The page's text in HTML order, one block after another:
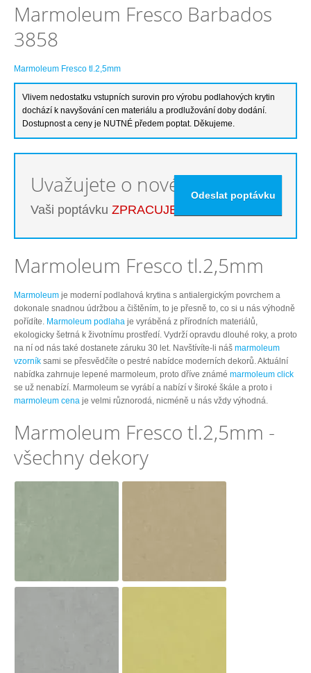
Marmoleum Fresco Barbados
3858
Marmoleum Fresco tl.2,5mm
Uvažujete o nové podlaze?
Vaši poptávku ZPRACUJEME ZDARMA
Marmoleum Fresco tl.2,5mm
Marmoleum je moderní podlahová krytina s antialergickým povrchem a
dokonale snadnou údržbou a čištěním, to je přesně to, co si u nás výhodně
pořídíte. Marmoleum podlaha je vyráběná z přírodních materiálů,
ekologicky šetrná k životnímu prostředí. Vydrží opravdu dlouhé roky, a proto
na ní od nás také dostanete záruku 30 let. Navštívíte-li náš marmoleum
vzorník sami se přesvědčíte o pestré nabídce moderních dekorů. Aktuální
nabídka zahrnuje lepené marmoleum, proto dříve známé marmoleum click
se už nenabízí. Marmoleum se vyrábí a nabízí v široké škále a proto i
marmoleum cena je velmi různorodá, nicméně u nás vždy výhodná.
Marmoleum Fresco tl.2,5mm -
všechny dekory